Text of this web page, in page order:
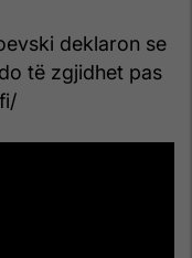
deklaron se
të zgjidhet pas